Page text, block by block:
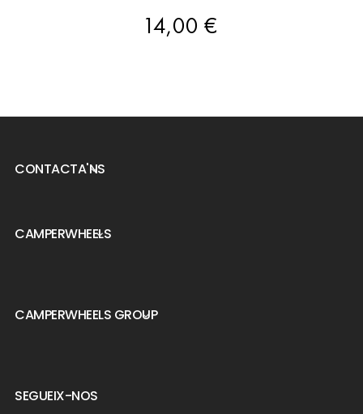
Preu
14,00 €
CONTACTA'NS

CAMPERWHEELS

CAMPERWHEELS GROUP

SEGUEIX-NOS